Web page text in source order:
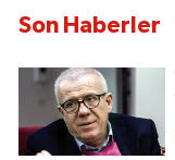
Son Haberler